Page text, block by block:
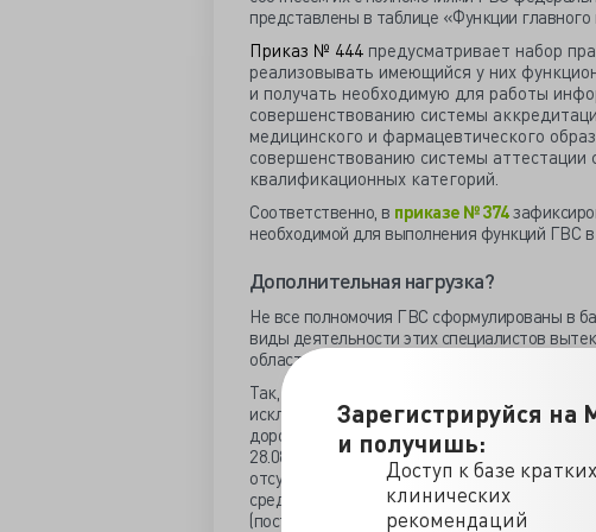
Зарегистрируйся на
и получишь:
Доступ к базе кратких
клинических
рекомендаций
представлены в таблице «Функции
Приказ № 444 предусматривает набор
реализовывать имеющийся у них
и получать необходимую для работы
совершенствованию системы
медицинского и фармацевтического
совершенствованию системы аттестации
квалификационных категорий.
Соответственно, в приказе № 374
необходимой для выполнения функций ГВС
Дополнительная нагрузка?
Не все полномочия ГВС сформулированы в
виды деятельности этих специалистов
области.
Так, ГВС Минздрава уполномочен
исключения препарата из перечня
дорогостоящих лекарственных препаратов
28.08.2014
№ 871). Также ГВС участвует в
отсутствии оснований для включения либо
средств, закупка которых осуществляется в
(постановление Правительства РФ от